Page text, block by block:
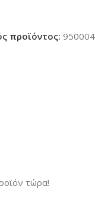
προϊόντος: 950004
τώρα!